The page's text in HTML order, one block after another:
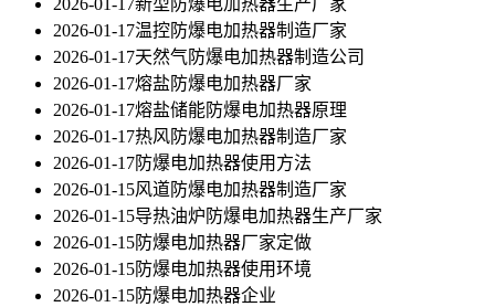
2026-01-17新型防爆电加热器生产厂家
2026-01-17温控防爆电加热器制造厂家
2026-01-17天然气防爆电加热器制造公司
2026-01-17熔盐防爆电加热器厂家
2026-01-17熔盐储能防爆电加热器原理
2026-01-17热风防爆电加热器制造厂家
2026-01-17防爆电加热器使用方法
2026-01-15风道防爆电加热器制造厂家
2026-01-15导热油炉防爆电加热器生产厂家
2026-01-15防爆电加热器厂家定做
2026-01-15防爆电加热器使用环境
2026-01-15防爆电加热器企业